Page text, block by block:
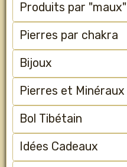
Produits par "maux"
Pierres par chakra
Bijoux
Pierres et Minéraux
Bol Tibétain
Idées Cadeaux